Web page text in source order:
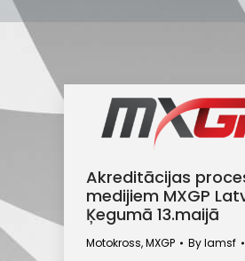
Akreditācijas
medijiem MXGP
Ķegumā 13.maijā
Motokross,MXGP Bylamsf